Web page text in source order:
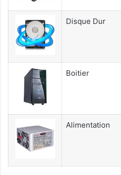
Disque Dur
Boitier
Alimentation